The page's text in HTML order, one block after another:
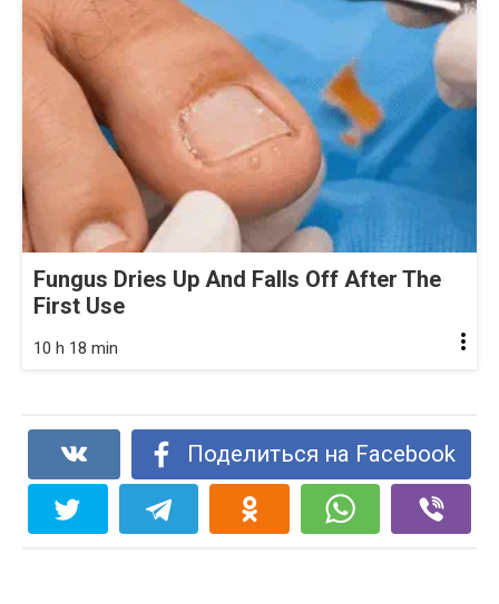
Fungus Dries Up And Falls Off After The
First Use
10 h 18 min
Поделиться на Facebook